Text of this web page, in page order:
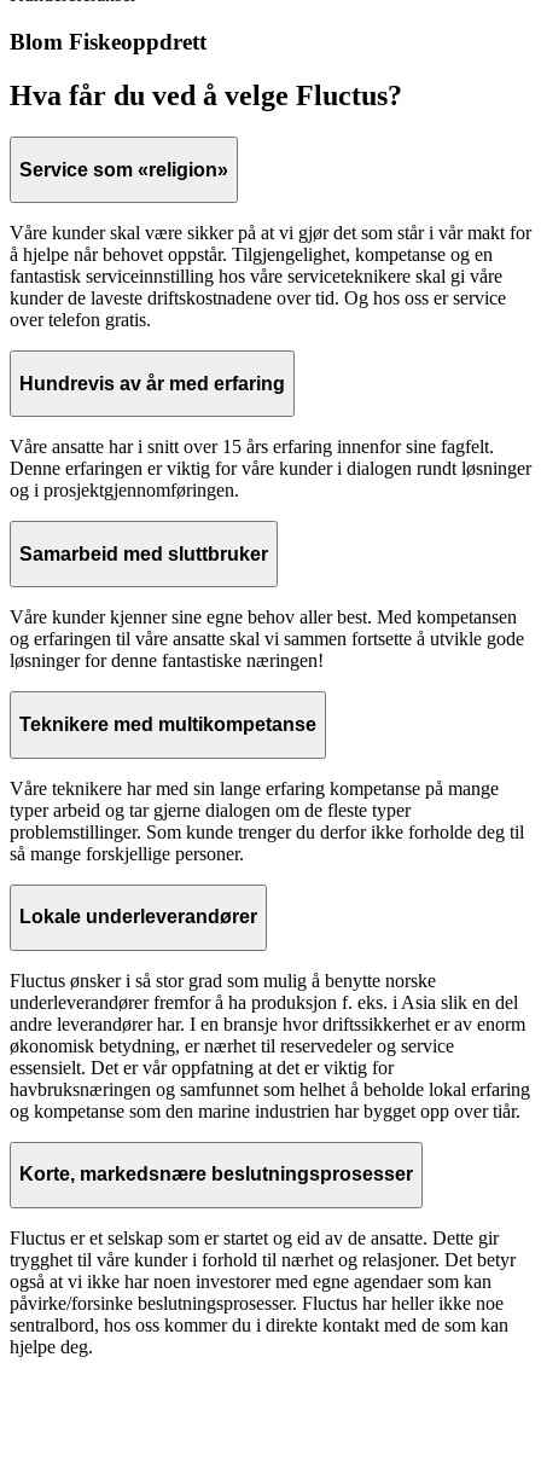
Blom Fiskeoppdrett
Hva får du ved å velge Fluctus?
Service som «religion»
Våre kunder skal være sikker på at vi gjør det som står i vår makt for
å hjelpe når behovet oppstår. Tilgjengelighet, kompetanse og en
fantastisk serviceinnstilling hos våre serviceteknikere skal gi våre
kunder de laveste driftskostnadene over tid. Og hos oss er service
over telefon gratis.
Hundrevis av år med erfaring
Våre ansatte har i snitt over 15 års erfaring innenfor sine fagfelt.
Denne erfaringen er viktig for våre kunder i dialogen rundt løsninger
og i prosjektgjennomføringen.
Samarbeid med sluttbruker
Våre kunder kjenner sine egne behov aller best. Med kompetansen
og erfaringen til våre ansatte skal vi sammen fortsette å utvikle gode
løsninger for denne fantastiske næringen!
Teknikere med multikompetanse
Våre teknikere har med sin lange erfaring kompetanse på mange
typer arbeid og tar gjerne dialogen om de fleste typer
problemstillinger. Som kunde trenger du derfor ikke forholde deg til
så mange forskjellige personer.
Lokale underleverandører
Fluctus ønsker i så stor grad som mulig å benytte norske
underleverandører fremfor å ha produksjon f. eks. i Asia slik en del
andre leverandører har. I en bransje hvor driftssikkerhet er av enorm
økonomisk betydning, er nærhet til reservedeler og service
essensielt. Det er vår oppfatning at det er viktig for
havbruksnæringen og samfunnet som helhet å beholde lokal erfaring
og kompetanse som den marine industrien har bygget opp over tiår.
Korte, markedsnære beslutningsprosesser
Fluctus er et selskap som er startet og eid av de ansatte. Dette gir
trygghet til våre kunder i forhold til nærhet og relasjoner. Det betyr
også at vi ikke har noen investorer med egne agendaer som kan
påvirke/forsinke beslutningsprosesser. Fluctus har heller ikke noe
sentralbord, hos oss kommer du i direkte kontakt med de som kan
hjelpe deg.